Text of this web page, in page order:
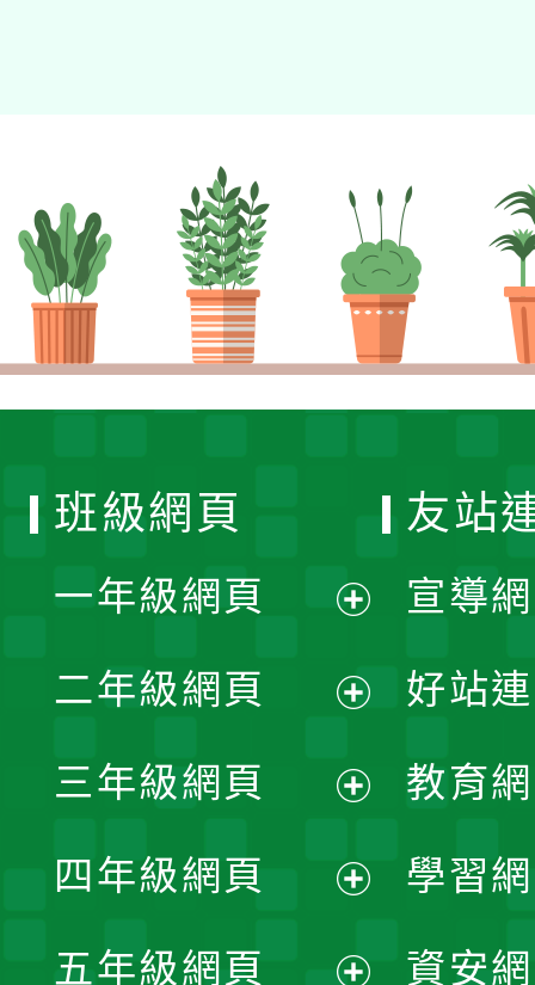
班級網頁
一年級網頁
開
選
單
二年級網頁
開
選
單
三年級網頁
開
選
四年級網頁
五年級網頁
友站
宣導
好站
教育
學習
資安